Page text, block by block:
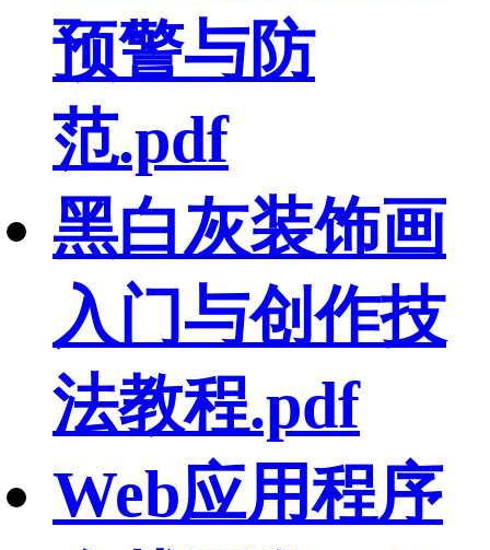
预警与防
范.pdf
黑白灰装饰画
入门与创作技
法教程.pdf
Web应用程序